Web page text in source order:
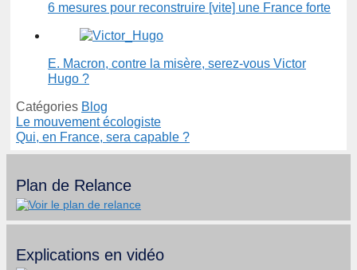
6 mesures pour reconstruire [vite] une France forte
E. Macron, contre la misère, serez-vous Victor
Hugo ?
Catégories Blog
Le mouvement écologiste
Qui, en France, sera capable ?
Plan de Relance
Explications en vidéo